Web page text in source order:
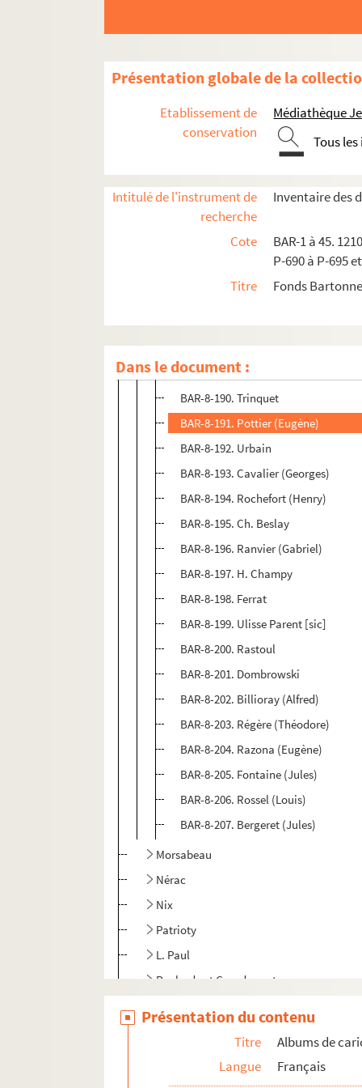
Présentation globale de la
Etablissement de
conservation
Médiathèque
Tous
Intitulé de l'instrument de
recherche
Inventaire des
Cote
BAR-1 à 45.
P-690 à P-695
Titre
Fonds
Dans le document :
BAR-8-177. C. Lullier
BAR-8-179. A. Dupont
BAR-8-180. Descamps
BAR-8-181. Pilotell
BAR-8-182. Benj. Gastineau
BAR-8-183. Arthur Arnould
BAR-8-184. Cournet Frédéric
BAR-8-187. Tony Moilin
BAR-8-188. Dacosta
BAR-8-189. Vermorel (Auguste)
BAR-8-190. Trinquet
BAR-8-191. Pottier (Eugène)
BAR-8-192. Urbain
BAR-8-193. Cavalier (Georges)
BAR-8-194. Rochefort (Henry)
BAR-8-195. Ch. Beslay
BAR-8-196. Ranvier (Gabriel)
BAR-8-197. H. Champy
BAR-8-198. Ferrat
BAR-8-199. Ulisse Parent [sic]
BAR-8-200. Rastoul
BAR-8-201. Dombrowski
BAR-8-202. Billioray (Alfred)
BAR-8-203. Régère (Théodore)
BAR-8-204. Razona (Eugène)
BAR-8-205. Fontaine (Jules)
BAR-8-206. Rossel (Louis)
BAR-8-207. Bergeret (Jules)
Morsabeau
Nérac
Nix
Patrioty
L. Paul
Pealardy et Grandperret
Présentation du contenu
Titre
Albums de
Langue
Français